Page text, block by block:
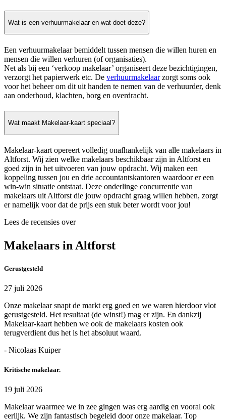
Wat is een verhuurmakelaar en wat doet deze?
Een verhuurmakelaar bemiddelt tussen mensen die willen huren en
mensen die willen verhuren (of organisaties).
Net als bij een ‘verkoop makelaar’ organiseert deze bezichtigingen,
verzorgt het papierwerk etc. De verhuurmakelaarzorgt soms ook
voor het beheer om dit uit handen te nemen van de verhuurder, denk
aan onderhoud, klachten, borg en overdracht.
Wat maakt Makelaar-kaart speciaal?
Makelaar-kaart opereert volledig onafhankelijk van alle makelaars in
Altforst. Wij zien welke makelaars beschikbaar zijn in Altforst en
goed zijn in het uitvoeren van jouw opdracht. Wij maken een
koppeling tussen jou en drie accountantskantoren waardoor er een
win-win situatie ontstaat. Deze onderlinge concurrentie van
makelaars uit Altforst die jouw opdracht graag willen hebben, zorgt
er namelijk voor dat de prijs een stuk beter wordt voor jou!
Lees de recensies over
Makelaars in Altforst
Gerustgesteld
27 juli 2026
Onze makelaar snapt de markt erg goed en we waren hierdoor vlot
gerustgesteld. Het resultaat (de winst!) mag er zijn. En dankzij
Makelaar-kaart hebben we ook de makelaars kosten ook
terugverdient dus het is het absoluut waard.
- Nicolaas Kuiper
Kritische makelaar.
19 juli 2026
Makelaar waarmee we in zee gingen was erg aardig en vooral ook
eerlijk. We zijn fantastisch begeleid door onze makelaar. Top